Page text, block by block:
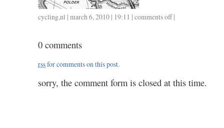
cycling,nl | march 6, 2010 | 19:11 | comments offon
|
0 comments
rssfor comments on this post.
sorry, the comment form is closed at this time.